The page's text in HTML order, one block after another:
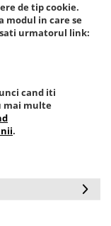
de tip cookie.
in care se
urmatorul link:
cand iti
mai multe
.